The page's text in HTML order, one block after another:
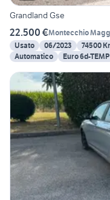
Grandland Gse
22.500 €Montecchio
Usato
06/2023 74500
Automatico
Euro 6d-TEMP